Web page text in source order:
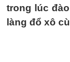
trong lúc
làng đổ xô